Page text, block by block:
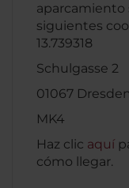
aparcamiento
siguientes
13.739318
Schulgasse 2
01067 Dresden
MK4
Haz clic aquí
cómo llegar.